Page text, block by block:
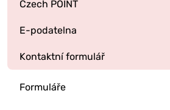
Czech POINT
E-podatelna
Kontaktní formulář
Formuláře